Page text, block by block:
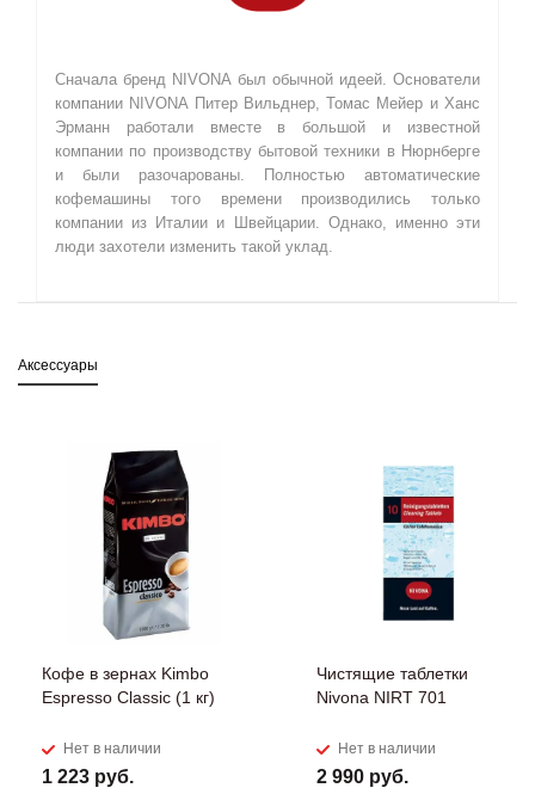
Сначала бренд NIVONA был обычной идеей. Основатели
компании NIVONA Питер Вильднер, Томас Мейер и Ханс
Эрманн работали вместе в большой и известной
компании по производству бытовой техники в Нюрнберге
и были разочарованы. Полностью автоматические
кофемашины того времени производились только
компании из Италии и Швейцарии. Однако, именно эти
люди захотели изменить такой уклад.
Аксессуары
Кофе в зернах Kimbo
Espresso Classic (1 кг)
Нет в наличии
1 223 руб.
Чистящие таблетки
Nivona NIRT 701
Нет в наличии
2 990 руб.